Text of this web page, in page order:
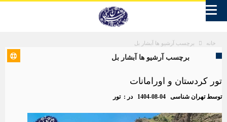
خانه برچسب آرشیو ها آبشار بل
برچسب آرشیو ها آبشار بل
تور کردستان و اورامانات
توسطتهران شناسی 1404-08-04 در :تور